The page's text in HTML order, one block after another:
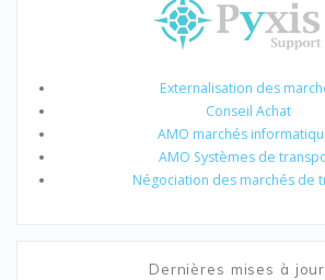
Externalisation des
Conseil Achat
AMO marchés
AMO Systèmes de
Négociation des marchés de
Dernières mises à jour